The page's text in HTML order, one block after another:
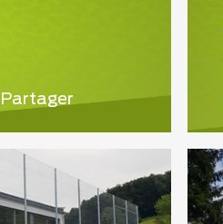
Partager